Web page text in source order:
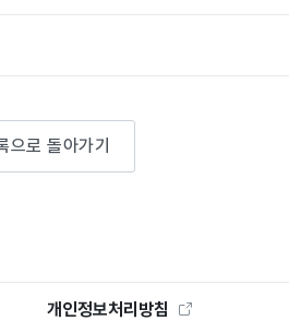
으로 돌아가기
개인정보처리방침